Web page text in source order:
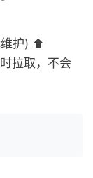
维护) ⬆️
拉取，不会